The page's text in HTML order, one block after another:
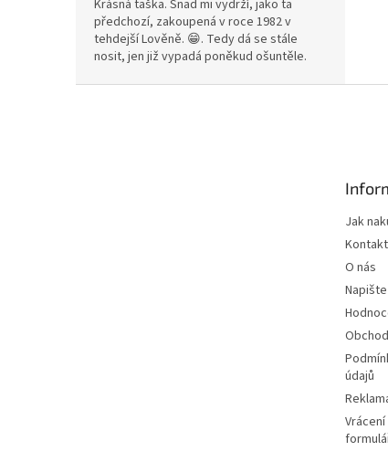
Krásná taška. Snad mi vydrží, jako ta
předchozí, zakoupená v roce 1982 v
tehdejší Lověně. 😁. Tedy dá se stále
nosit, jen již vypadá poněkud ošuntěle.
Jak
Kontakt
O nás
údajů